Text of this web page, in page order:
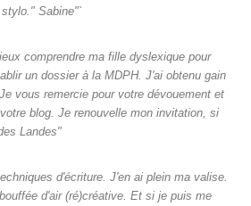
Sabine"`
comprendre ma fille dyslexique pour
un dossier à la MDPH. J'ai obtenu gain
vous remercie pour votre dévouement et
blog. Je renouvelle mon invitation, si
Landes"
d'écriture. J'en ai plein ma valise.
d'air (ré)créative. Et si je puis me